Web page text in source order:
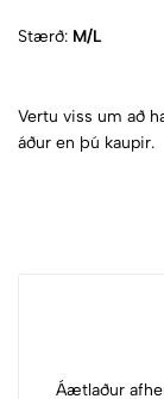
Stærð: M/L
Vertu viss um að
áður en þú kaupir.
Áætlaður